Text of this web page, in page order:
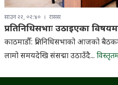
साउन २२, ०२:४० रासस
प्रतिनिधिसभाः उठाइएका
काठमाडौँ: प्रतिनिधिसभाको आजको
लामो समयदेखि संसद्मा उठाउँदै...